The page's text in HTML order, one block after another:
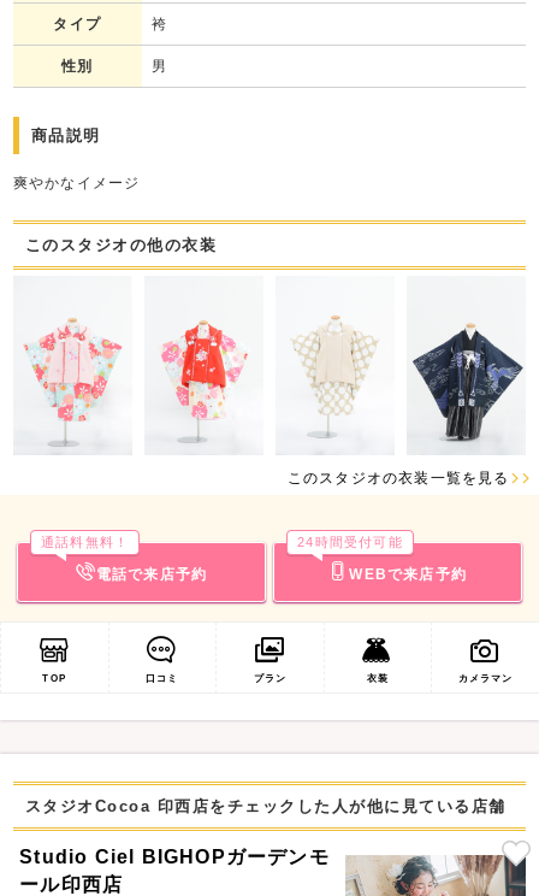
タイプ 袴
性別 男
商品説明
爽やかなイメージ
このスタジオの他の衣装
このスタジオの衣装一覧を見る
電話で来店予約
通話料無料！
WEBで来店予約
24時間受付可能
TOP 口コミ プラン 衣装 カメラマン
スタジオCocoa 印西店をチェックした人が他に見ている店舗
Studio Ciel BIGHOPガーデンモ
ール印西店